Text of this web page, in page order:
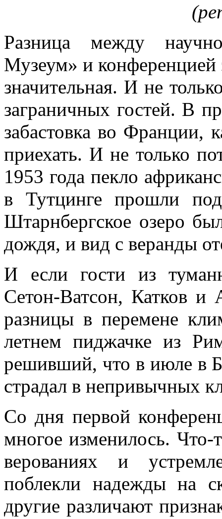
Разница между
Музеум» и конференцией
значительная. И не
заграничных гостей. В
забастовка во Франции,
приехать. И не только
1953 года пекло
в Тутцинге прошли
Штарнбергское озеро
дождя, и вид с веранды
И если гости из
Сетон-Ватсон, Кат­ков и
разницы в перемене
летнем пиджачке из
решивший, что в июле в
страдал в непривыч­ных
Со дня первой
многое измени­лось. Что-
верованиях и
поблекли надежды на
другие различают